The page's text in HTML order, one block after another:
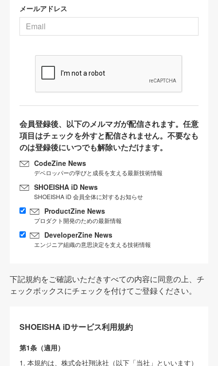
メールアドレス
会員登録後、以下のメルマガが配信されます。任意
項目はチェックを外すと配信されません。不要なも
のは登録後にいつでも解除いただけます。
CodeZine News
デベロッパーの学びと成長を支える最新技術情報
SHOEISHA iD News
SHOEISHA iD 会員全体に対するお知らせ
ProductZine News
プロダクト開発のための最新情報
DeveloperZine News
エンジニア組織の意思決定を支える技術情報
下記規約をご確認いただきすべての内容に同意の上、チ
ェックボックスにチェックを付けてご登録ください。
SHOEISHA iDサービス利用規約
第1条（適用）
1. 本規約は、株式会社翔泳社（以下「当社」といいます）